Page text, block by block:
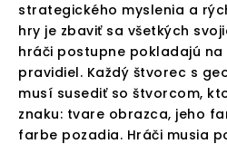
strategického myslenia a
hry je zbaviť sa všetkých
hráči postupne pokladajú
pravidiel. Každý štvorec s
musí susediť so štvorcom,
znaku: tvare obrazca, jeho
farbe pozadia. Hráči musia